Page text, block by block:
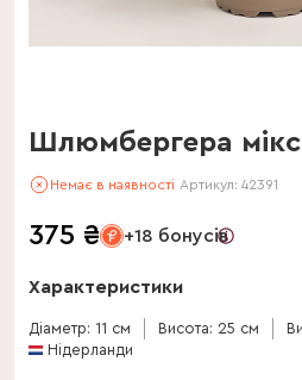
Шлюмбергера мікс
Немає в наявності Артикул: 42391
375 ₴ +18 бонусів
Характеристики
Діаметр: 11 см Висота: 25 см
Нідерланди